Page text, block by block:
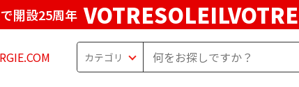
開設25周年